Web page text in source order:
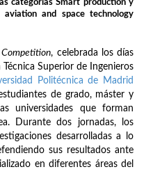
categorías Smart production y
aviation and space technology
, celebrada los días
Superior de Ingenieros
Politécnica de Madrid
de grado, máster y
universidades que forman
Durante dos jornadas, los
desarrolladas a lo
sus resultados ante
en diferentes áreas del